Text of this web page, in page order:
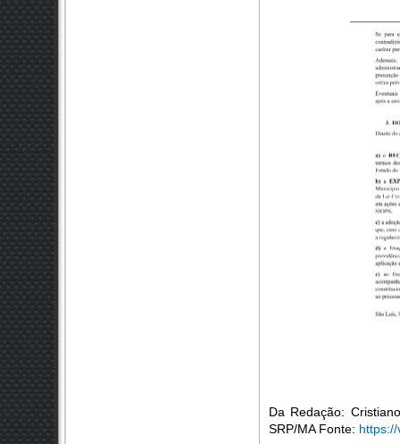
Da Redação:
SRP/MA Fonte: